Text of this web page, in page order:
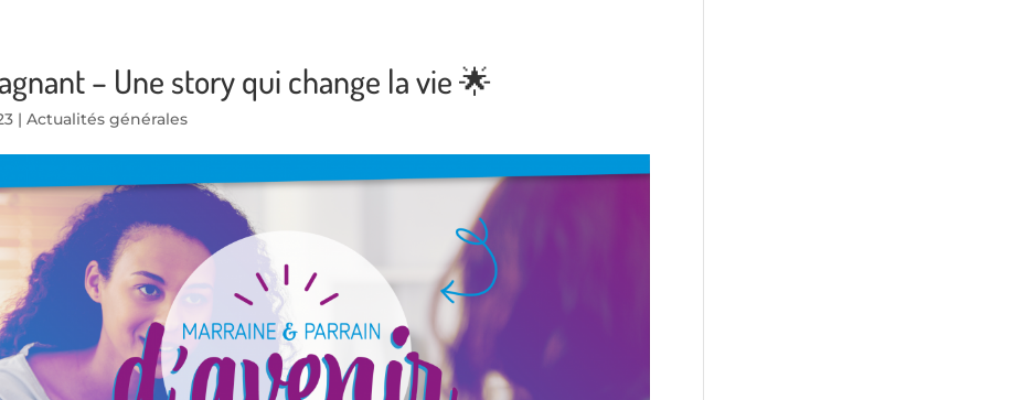
– Une story qui change la vie 🌟
| Actualités générales